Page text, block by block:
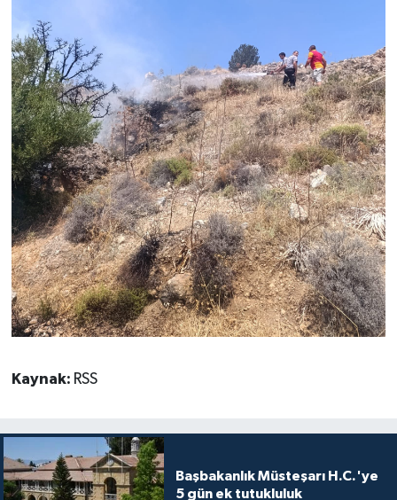
Kaynak: RSS
Başbakanlık Müsteşarı H.C.'ye
5 gün ek tutukluluk